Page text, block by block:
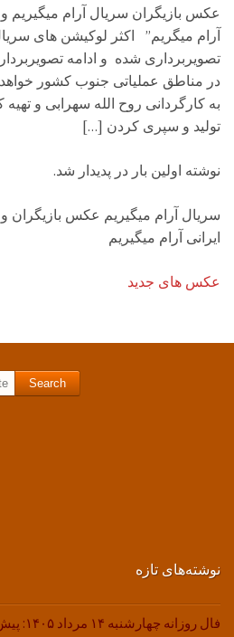
عکس بازیگران سریال آرام میگیریم
آرام میگریم” اکثر لوکیشن های
تصویربرداری شده و ادامه
در مناطق عملیاتی جنوب کشور خواهد
به کارگردانی روح الله سهرابی و
تولید و سپری کردن […]
نوشته اولین بار در پدیدار شد.
سریال آرام میگیریم عکس بازیگران
ایرانی آرام میگیریم
عکس های جدید
نوشته‌های تازه
فال